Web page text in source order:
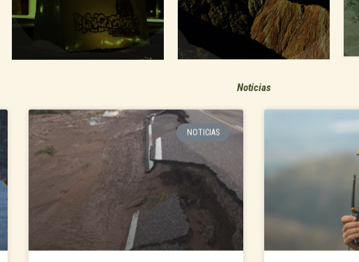
Noticias
NOTICIAS